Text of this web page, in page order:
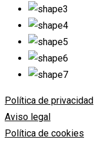
Política de privacidad
Aviso legal
Política de cookies